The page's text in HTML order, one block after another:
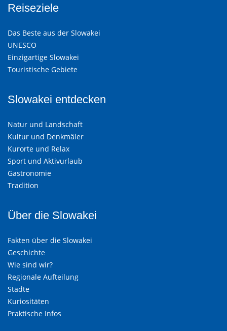
Reiseziele
Das Beste aus der Slowakei
UNESCO
Einzigartige Slowakei
Touristische Gebiete
Slowakei entdecken
Natur und Landschaft
Kultur und Denkmäler
Kurorte und Relax
Sport und Aktivurlaub
Gastronomie
Tradition
Über die Slowakei
Fakten über die Slowakei
Geschichte
Wie sind wir?
Regionale Aufteilung
Städte
Kuriositäten
Praktische Infos